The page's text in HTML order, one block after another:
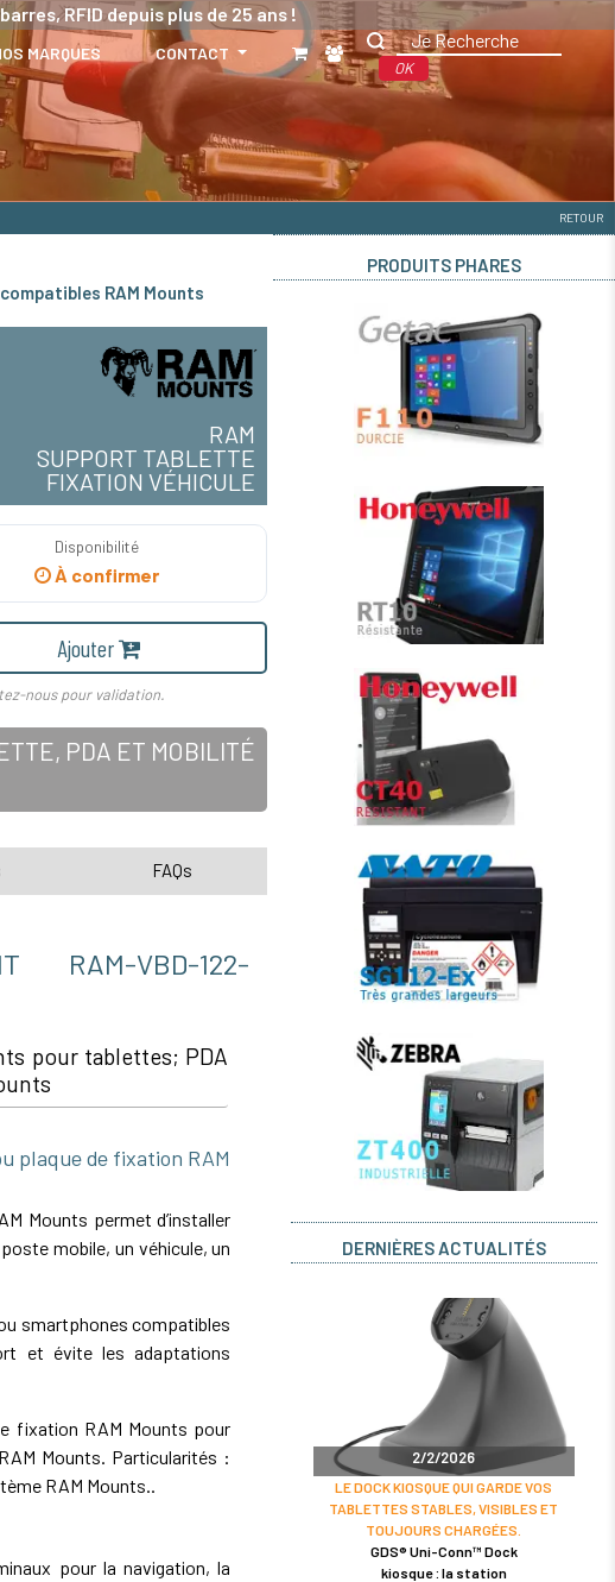
RFID depuis plus de 25 ans !
MARQUES CONTACT
OK
RETOUR
RAM Mounts
RAM
SUPPORT TABLETTE
FIXATION VÉHICULE
Disponibilité
À confirmer
Ajouter
nous pour validation.
PDA ET MOBILITÉ
FAQs
RAM-VBD-122-
pour tablettes; PDA
plaque de fixation RAM
Mounts permet d’installer
mobile, un véhicule, un
smartphones compatibles
et évite les adaptations
fixation RAM Mounts pour
Mounts. Particularités :
RAM Mounts..
pour la navigation, la
PRODUITS PHARES
DERNIÈRES ACTUALITÉS
2/2/2026
LE DOCK KIOSQUE QUI GARDE VOS
TABLETTES STABLES, VISIBLES ET
TOUJOURS CHARGÉES.
GDS® Uni-Conn™ Dock
kiosque : la station